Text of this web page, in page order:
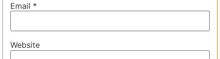
Email *
Website